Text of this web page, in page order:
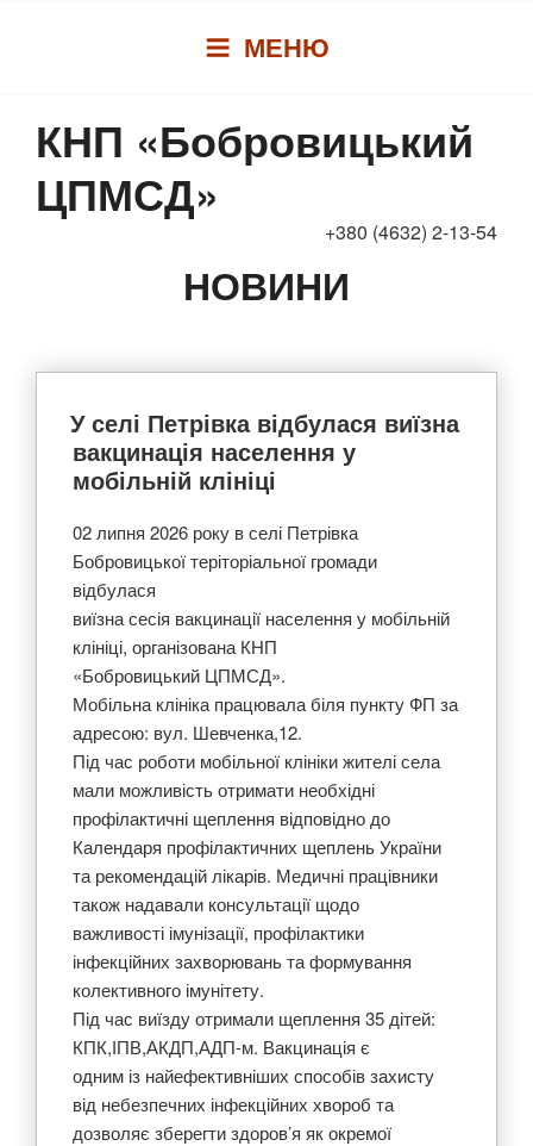
МЕНЮ
КНП «Бобровицький
ЦПМСД»
+380 (4632) 2-13-54
НОВИНИ
У селі Петрівка відбулася виїзна
вакцинація населення у
мобільній клініці
02 липня 2026 року в селі Петрівка
Бобровицької теріторіальної громади
відбулася
виїзна сесія вакцинації населення у мобільній
клініці, організована КНП
«Бобровицький ЦПМСД».
Мобільна клініка працювала біля пункту ФП за
адресою: вул. Шевченка,12.
Під час роботи мобільної клініки жителі села
мали можливість отримати необхідні
профілактичні щеплення відповідно до
Календаря профілактичних щеплень України
та рекомендацій лікарів. Медичні працівники
також надавали консультації щодо
важливості імунізації, профілактики
інфекційних захворювань та формування
колективного імунітету.
Під час виїзду отримали щеплення 35 дітей:
КПК,ІПВ,АКДП,АДП-м. Вакцинація є
одним із найефективніших способів захисту
від небезпечних інфекційних хвороб та
дозволяє зберегти здоров’я як окремої